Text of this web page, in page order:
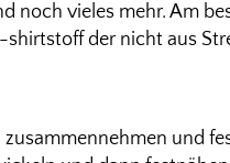
noch vieles mehr. Am
shirtstoff der nicht aus
zusammennehmen und